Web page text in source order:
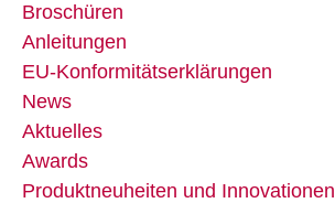
Broschüren
Anleitungen
EU-Konformitätserklärungen
News
Aktuelles
Awards
Produktneuheiten und Innovationen